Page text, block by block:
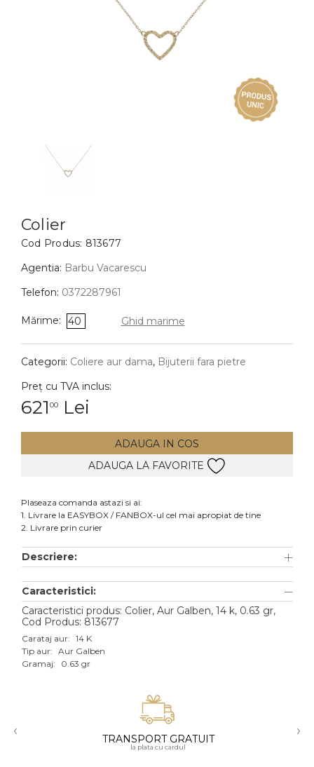
BIJUTERII COPII
Cercei
Bratari
Coliere
Lanturi
Pandantive
DIAMANTE Vezi toate
Cercei
Accesorii
Aur alb
Aur roz
Aur mixt
18K
Colier
Cod Produs: 813677
Agentia: Barbu Vacarescu
Telefon: 0372287961
Mărime: 40 Ghid marime
Categorii: Coliere aur dama, Bijuterii fara pietre
Preț cu TVA inclus:
621 00 Lei
ADAUGA IN COS
ADAUGA LA FAVORITE
Plaseaza comanda astazi si ai:
1. Livrare la EASYBOX / FANBOX-ul cel mai apropiat de tine
2. Livrare prin curier
Descriere:
Caracteristici:
Caracteristici produs: Colier, Aur Galben, 14 k, 0.63 gr,
Cod Produs: 813677
Carataj aur: 14 K
Tip aur: Aur Galben
Gramaj:
0.63 gr
‹ TRANSPORT GRATUIT
la plata cu cardul
›